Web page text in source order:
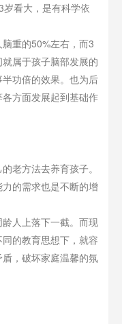
看大，是有科学依
重的50%左右，而3
属于孩子脑部发展的
功倍的效果。也为后
方面发展起到基础作
老方法去养育孩子。
的需求也是不断的增
人上落下一截。而现
的教育思想下，就容
，破坏家庭温馨的氛